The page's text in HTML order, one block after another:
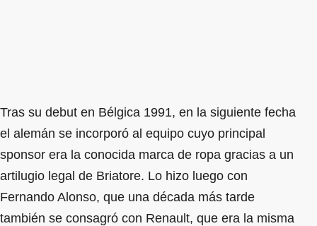
Tras su debut en Bélgica 1991, en la siguiente fecha
el alemán se incorporó al equipo cuyo principal
sponsor era la conocida marca de ropa gracias a un
artilugio legal de Briatore. Lo hizo luego con
Fernando Alonso, que una década más tarde
también se consagró con Renault, que era la misma